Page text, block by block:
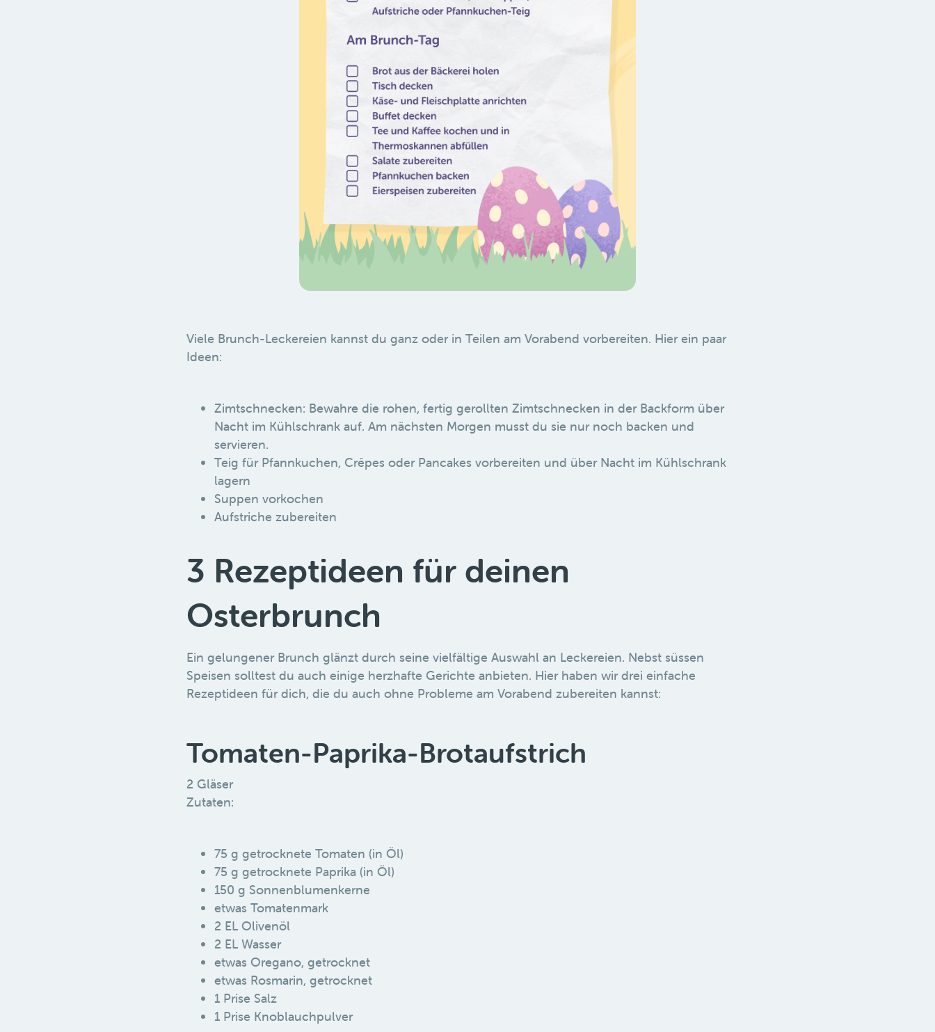
Viele Brunch-Leckereien kannst du ganz oder in Teilen am Vorabend vorbereiten. Hier ein paar
Ideen:
Zimtschnecken: Bewahre die rohen, fertig gerollten Zimtschnecken in der Backform über
Nacht im Kühlschrank auf. Am nächsten Morgen musst du sie nur noch backen und
servieren.
Teig für Pfannkuchen, Crêpes oder Pancakes vorbereiten und über Nacht im Kühlschrank
lagern
Suppen vorkochen
Aufstriche zubereiten
3 Rezeptideen für deinen
Osterbrunch
Ein gelungener Brunch glänzt durch seine vielfältige Auswahl an Leckereien. Nebst süssen
Speisen solltest du auch einige herzhafte Gerichte anbieten. Hier haben wir drei einfache
Rezeptideen für dich, die du auch ohne Probleme am Vorabend zubereiten kannst:
Tomaten-Paprika-Brotaufstrich
2 Gläser
Zutaten:
75 g getrocknete Tomaten (in Öl)
75 g getrocknete Paprika (in Öl)
150 g Sonnenblumenkerne
etwas Tomatenmark
2 EL Olivenöl
2 EL Wasser
etwas Oregano, getrocknet
etwas Rosmarin, getrocknet
1 Prise Salz
1 Prise Knoblauchpulver